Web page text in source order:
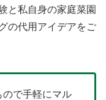
と私自身の家庭菜園
の代用アイデアをご
ので手軽にマル